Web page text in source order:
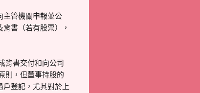
主管機關申報並公
書（若有股票），
背書交付和向公司
則，但董事持股的
戶登記，尤其對於上